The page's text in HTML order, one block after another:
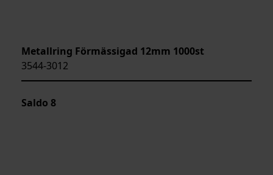
Metallring Förmässigad 12mm 1000st
3544-3012
Saldo 8